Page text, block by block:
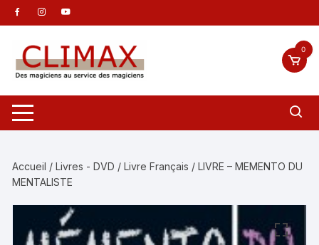
Aller
au
contenu
0
Accueil /Livres - DVD /Livre Français / LIVRE – MEMENTO DU
MENTALISTE